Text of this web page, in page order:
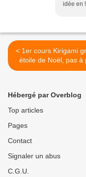
idée en
< 1er cours Kirigami gratuit
étoile de Noël, pas à
Hébergé par Overblog
Top articles
Pages
Contact
Signaler un abus
C.G.U.